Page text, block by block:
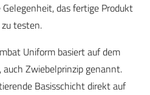
das fertige Produkt
testen.
Uniform basiert auf dem
Zwiebelprinzip genannt.
Basisschicht direkt auf